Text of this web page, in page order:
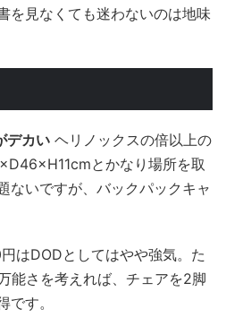
を見なくても迷わないのは地味
デカい ヘリノックスの倍以上の
とかなり場所を取
ないですが、バックパックキャ
はDODとしてはやや強気。た
能さを考えれば、チェアを2脚
です。